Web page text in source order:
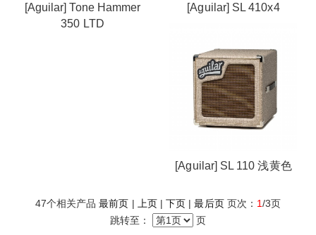
[Aguilar] Tone Hammer
350 LTD
[Aguilar] SL 410x4
[Aguilar] SL 110 浅黄色
47个相关产品最前页 | 上页|下页 |最后页页次： 1/3页
跳转至：
页